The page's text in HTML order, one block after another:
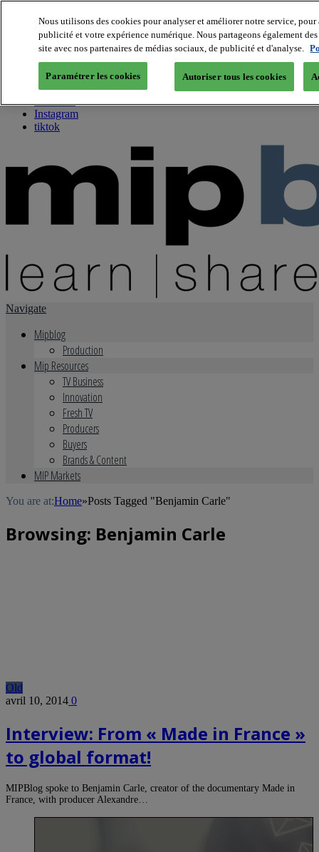
About us
Twitter
Facebook
Youtube
Instagram
tiktok
Navigate
Mipblog
Production
Mip Resources
TV Business
Innovation
Fresh TV
Producers
Buyers
Brands & Content
MIP Markets
You are at:Home»Posts Tagged "Benjamin Carle"
Browsing: Benjamin Carle
Old
avril 10, 2014 0
Interview: From « Made in France »
to global format!
MIPBlog spoke to Benjamin Carle, creator of the documentary Made in
France, with producer Alexandre…
Nous utilisons des cookies pour analyser et améliorer notre service,
publicité et votre expérience numérique. Nous partageons également
site avec nos partenaires de médias sociaux, de publicité et d'analyse.
Paramétrer les cookies Autoriser tous les cookies